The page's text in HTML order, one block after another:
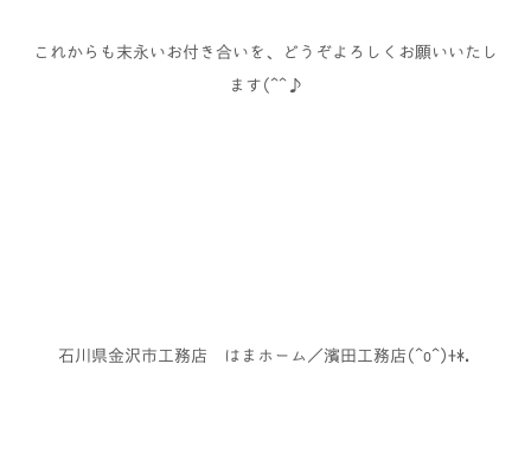
これからも末永いお付き合いを、どうぞよろしくお願いいたし
ます(^^♪
石川県金沢市工務店 はまホーム／濱田工務店(^o^)+*.